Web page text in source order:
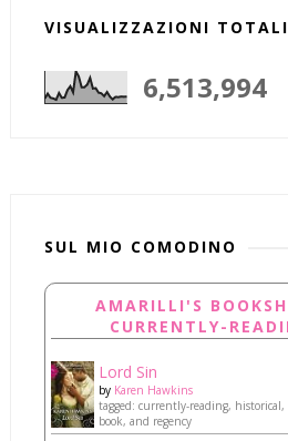
VISUALIZZAZIONI TOTALI
6,513,994
SUL MIO COMODINO
AMARILLI'S
CURRENTLY-
Lord Sin
by Karen Hawkins
tagged: currently-reading, historical,
book, and regency